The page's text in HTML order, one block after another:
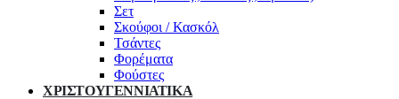
Σετ
Σκούφοι / Κασκόλ
Τσάντες
Φορέματα
Φούστες
ΧΡΙΣΤΟΥΓΕΝΝΙΑΤΙΚΑ